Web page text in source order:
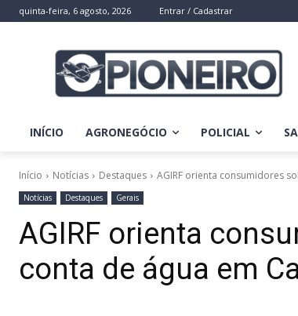
quinta-feira, 6 agosto, 2026 Entrar / Cadastrar
INÍCIO AGRONEGÓCIO POLICIAL
Início Notícias Destaques AGIRF orienta consumidores
Notícias Destaques Gerais
AGIRF orienta
conta de água em